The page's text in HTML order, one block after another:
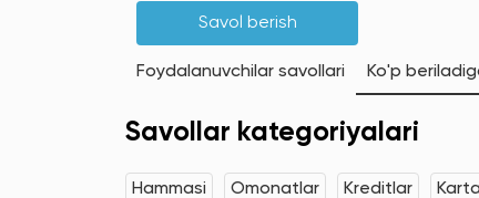
Savol berish
Foydalanuvchilar savollari Ko'p
Savollar kategoriyalari
Hammasi Omonatlar Kreditlar